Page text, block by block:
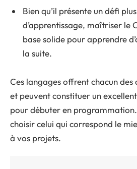
Bien qu’il présente un défi
d’apprentissage, maîtriser le
base solide pour apprendre
la suite.
Ces langages offrent chacun
et peuvent constituer un
pour débuter en
choisir celui qui correspond le
à vos projets.